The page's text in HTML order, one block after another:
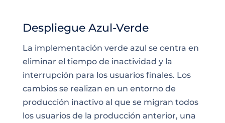
Despliegue Azul-Verde
La implementación verde azul se centra en
eliminar el tiempo de inactividad y la
interrupción para los usuarios finales. Los
cambios se realizan en un entorno de
producción inactivo al que se migran todos
los usuarios de la producción anterior, una